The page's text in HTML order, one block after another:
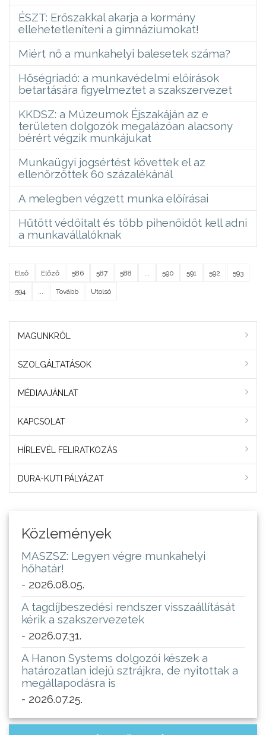
ÉSZT: Erőszakkal akarja a kormány
ellehetetleníteni a gimnáziumokat!
Miért nő a munkahelyi balesetek száma?
Hőségriadó: a munkavédelmi előírások
betartására figyelmeztet a szakszervezet
KKDSZ: a Múzeumok Éjszakáján az e
területen dolgozók megalázóan alacsony
bérért végzik munkájukat
Munkaügyi jogsértést követtek el az
ellenőrzöttek 60 százalékánál
A melegben végzett munka előírásai
Hűtött védőitalt és több pihenőidőt kell adni
a munkavállalóknak
Első Előző 586 587 588 590 591 592 593
594 Tovább Utolsó
MAGUNKRÓL
SZOLGÁLTATÁSOK
MÉDIAAJÁNLAT
KAPCSOLAT
HÍRLEVÉL FELIRATKOZÁS
DURA-KUTI PÁLYÁZAT
Közlemények
MASZSZ: Legyen végre munkahelyi
hőhatár!
- 2026.08.05.
A tagdíjbeszedési rendszer visszaállítását
kérik a szakszervezetek
- 2026.07.31.
A Hanon Systems dolgozói készek a
határozatlan idejű sztrájkra, de nyitottak a
megállapodásra is
- 2026.07.25.